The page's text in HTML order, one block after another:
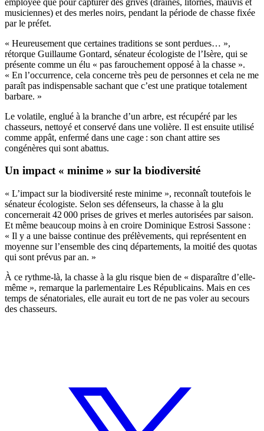
musiciennes) et des merles noirs, pendant la période de chasse fixée
par le préfet.
« Heureusement que certaines traditions se sont perdues… »,
rétorque Guillaume Gontard, sénateur écologiste de l’Isère, qui se
présente comme un élu « pas farouchement opposé à la chasse ».
« En l’occurrence, cela concerne très peu de personnes et cela ne me
paraît pas indispensable sachant que c’est une pratique totalement
barbare. »
Le volatile, englué à la branche d’un arbre, est récupéré par les
chasseurs, nettoyé et conservé dans une volière. Il est ensuite utilisé
comme appât, enfermé dans une cage : son chant attire ses
congénères qui sont abattus.
Un impact « minime » sur la biodiversité
« L’impact sur la biodiversité reste minime », reconnaît toutefois le
sénateur écologiste. Selon ses défenseurs, la chasse à la glu
concernerait 42 000 prises de grives et merles autorisées par saison.
Et même beaucoup moins à en croire Dominique Estrosi Sassone :
« Il y a une baisse continue des prélèvements, qui représentent en
moyenne sur l’ensemble des cinq départements, la moitié des quotas
qui sont prévus par an. »
À ce rythme-là, la chasse à la glu risque bien de « disparaître d’elle-
même », remarque la parlementaire Les Républicains. Mais en ces
temps de sénatoriales, elle aurait eu tort de ne pas voler au secours
des chasseurs.